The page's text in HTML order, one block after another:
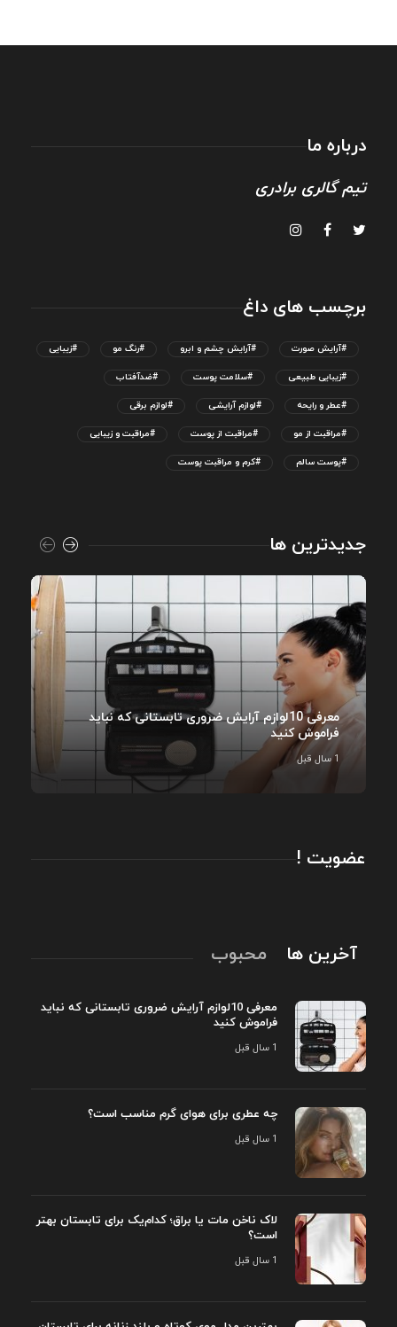
درباره ما
تیم گالری برادری
برچسب های داغ
#آرایش صورت #آرایش چشم و ابرو #رنگ مو #زیبایی
#زیبایی طبیعی #سلامت پوست #ضدآفتاب
#عطر و رایحه #لوازم آرایشی #لوازم برقی
#مراقبت از مو #مراقبت از پوست #مراقبت و زیبایی
#پوست سالم #کرم و مراقبت پوست
جدیدترین ها
معرفی 10لوازم آرایش ضروری تابستانی که نباید
فراموش کنید
1 سال قبل
عضویت !
آخرین ها محبوب
معرفی 10لوازم آرایش ضروری تابستانی که نباید
فراموش کنید
1 سال قبل
چه عطری برای هوای گرم مناسب است؟
1 سال قبل
لاک ناخن مات یا براق؛ کدام‌یک برای تابستان بهتر
است؟
1 سال قبل